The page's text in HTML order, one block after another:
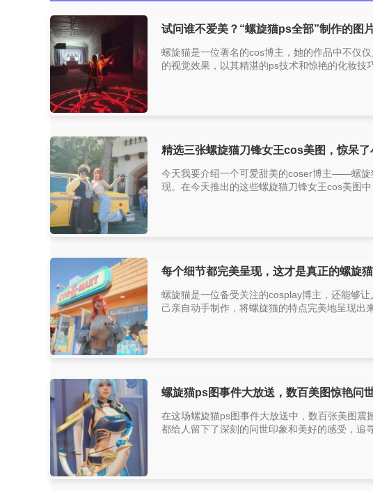
试问谁不爱美？“螺旋猫ps全部”制作的图
螺旋猫是一位著名的cos博主，她的作品中不仅
的视觉效果，以其精湛的ps技术和惊艳的化妆
精选三张螺旋猫刀锋女王cos美图，惊呆了
今天我要介绍一个可爱甜美的coser博主——螺旋
现。在今天推出的这些螺旋猫刀锋女王cos美图
每个细节都完美呈现，这才是真正的螺旋
螺旋猫是一位备受关注的cosplay博主，还能够
己亲自动手制作，将螺旋猫的特点完美地呈现
螺旋猫ps图事件大放送，数百美图惊艳问
在这场螺旋猫ps图事件大放送中，数百张美图
都给人留下了深刻的问世印象和美好的感受，